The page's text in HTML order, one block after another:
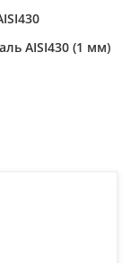
AISI430 (1 мм)